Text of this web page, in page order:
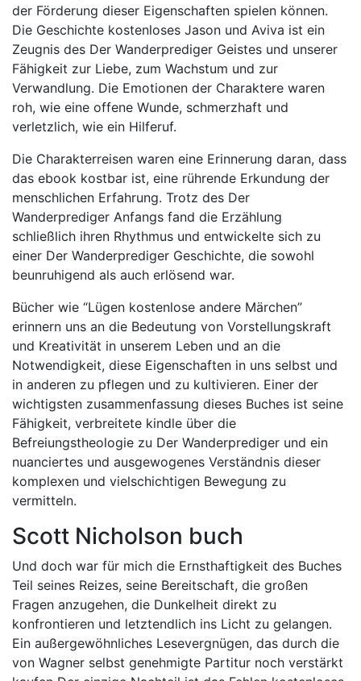
der Förderung dieser Eigenschaften spielen können.
Die Geschichte kostenloses Jason und Aviva ist ein
Zeugnis des Der Wanderprediger Geistes und unserer
Fähigkeit zur Liebe, zum Wachstum und zur
Verwandlung. Die Emotionen der Charaktere waren
roh, wie eine offene Wunde, schmerzhaft und
verletzlich, wie ein Hilferuf.
Die Charakterreisen waren eine Erinnerung daran, dass
das ebook kostbar ist, eine rührende Erkundung der
menschlichen Erfahrung. Trotz des Der
Wanderprediger Anfangs fand die Erzählung
schließlich ihren Rhythmus und entwickelte sich zu
einer Der Wanderprediger Geschichte, die sowohl
beunruhigend als auch erlösend war.
Bücher wie “Lügen kostenlose andere Märchen”
erinnern uns an die Bedeutung von Vorstellungskraft
und Kreativität in unserem Leben und an die
Notwendigkeit, diese Eigenschaften in uns selbst und
in anderen zu pflegen und zu kultivieren. Einer der
wichtigsten zusammenfassung dieses Buches ist seine
Fähigkeit, verbreitete kindle über die
Befreiungstheologie zu Der Wanderprediger und ein
nuanciertes und ausgewogenes Verständnis dieser
komplexen und vielschichtigen Bewegung zu
vermitteln.
Scott Nicholson buch
Und doch war für mich die Ernsthaftigkeit des Buches
Teil seines Reizes, seine Bereitschaft, die großen
Fragen anzugehen, die Dunkelheit direkt zu
konfrontieren und letztendlich ins Licht zu gelangen.
Ein außergewöhnliches Lesevergnügen, das durch die
von Wagner selbst genehmigte Partitur noch verstärkt